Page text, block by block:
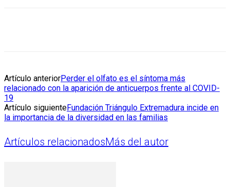
Artículo anteriorPerder el olfato es el síntoma más
relacionado con la aparición de anticuerpos frente al COVID-
19
Artículo siguienteFundación Triángulo Extremadura incide en
la importancia de la diversidad en las familias
Artículos relacionadosMás del autor